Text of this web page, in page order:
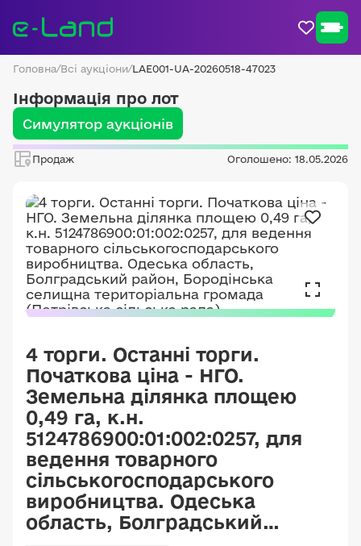
Головна/Всі аукціони/LAE001-UA-20260518-47023
Інформація про лот
Симулятор аукціонів
Продаж Оголошено: 18.05.2026
4 торги. Останні торги.
Початкова ціна - НГО.
Земельна ділянка площею
0,49 га, к.н.
5124786900:01:002:0257, для
ведення товарного
сільськогосподарського
виробництва. Одеська
область, Болградський